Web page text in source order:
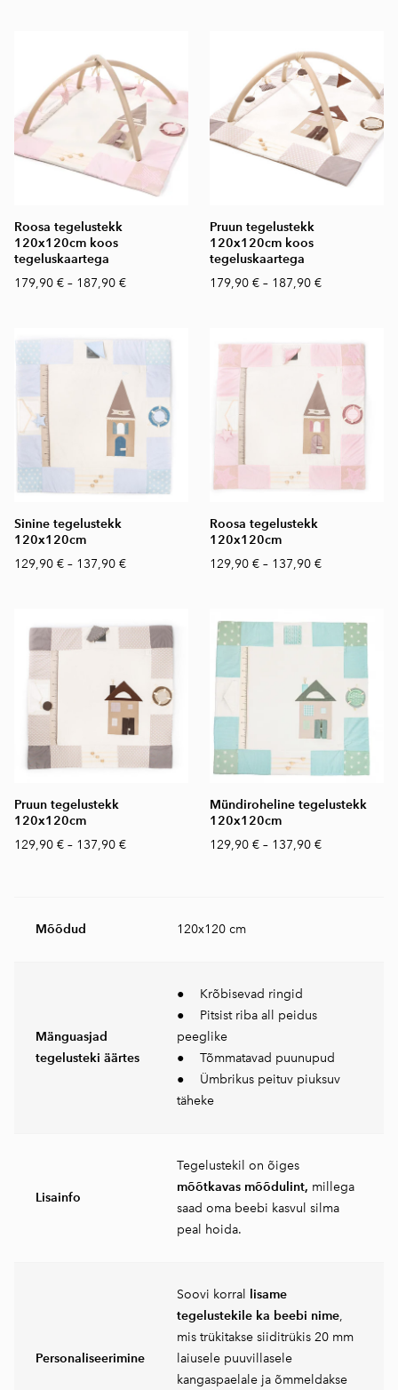
Roosa tegelustekk
120x120cm koos
tegeluskaartega
179,90 € – 187,90 €
Pruun tegelustekk
120x120cm koos
tegeluskaartega
179,90 € – 187,90 €
Sinine tegelustekk
120x120cm
129,90 € – 137,90 €
Roosa tegelustekk
120x120cm
129,90 € – 137,90 €
Pruun tegelustekk
120x120cm
129,90 € – 137,90 €
Mündiroheline tegelustekk
120x120cm
129,90 € – 137,90 €
Mõõdud 120x120 cm
Mänguasjad
tegelusteki äärtes
● Krõbisevad ringid
● Pitsist riba all peidus
peeglike
● Tõmmatavad puunupud
● Ümbrikus peituv piuksuv
täheke
Lisainfo
Tegelustekil on õiges
mõõtkavas mõõdulint, millega
saad oma beebi kasvul silma
peal hoida.
Personaliseerimine
Soovi korral
lisame
tegelustekile ka beebi nime,
mis trükitakse siiditrükis 20 mm
laiusele puuvillasele
kangaspaelale ja õmmeldakse